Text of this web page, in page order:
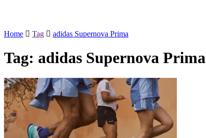
Home Tag adidas Supernova Prima
Tag: adidas Supernova Prima